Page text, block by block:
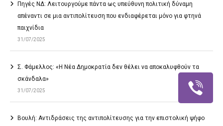
Πηγές ΝΔ: Λειτουργούμε πάντα ως υπεύθυνη πολιτική δύναμη
απέναντι σε μια αντιπολίτευση που ενδιαφέρεται μόνο για φτηνά
παιχνίδια
31/07/2025
Σ. Φάμελλος: «Η Νέα Δημοκρατία δεν θέλει να αποκαλυφθούν τα
σκάνδαλα»
31/07/2025
Βουλή: Αντιδράσεις της αντιπολίτευσης για την επιστολική ψήφο